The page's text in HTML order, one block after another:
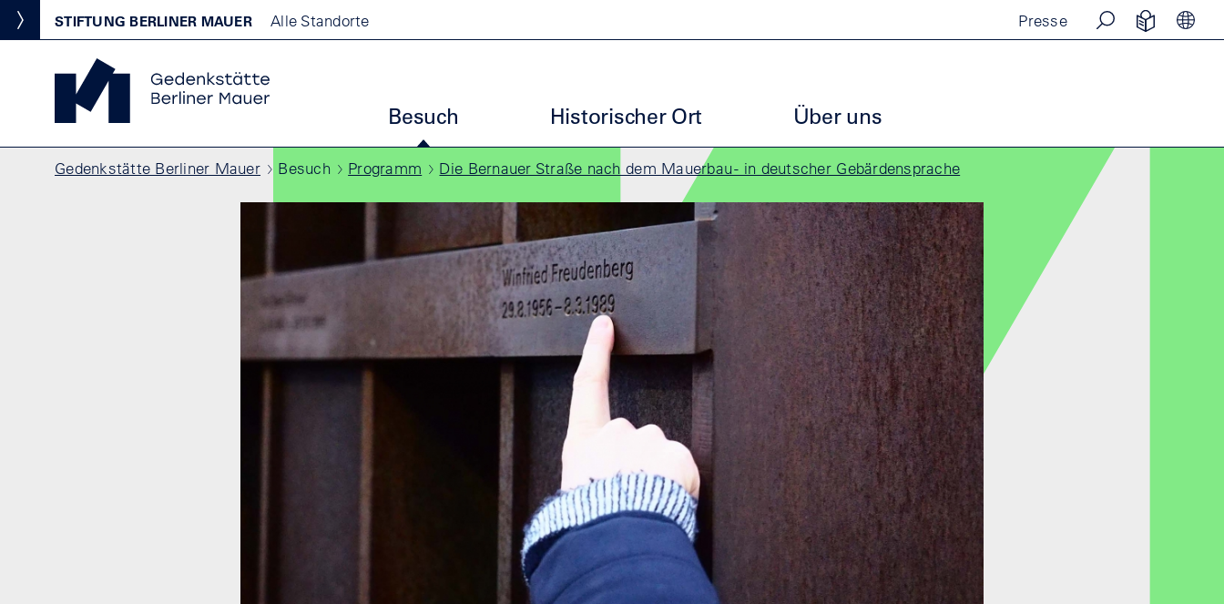
Direkt zum Inhalt
Standortmenu
Show locations
STIFTUNG BERLINER MAUER Alle Standorte Presse
SUCHEEINFACHE
Gedenkstätte Berliner Mauer Startseite
Hauptmenu GBM
Besuch Historischer Ort Über uns
Pfadnavigation
Gedenkstätte Berliner Mauer Besuch Programm Die Bernauer Straße nach dem Mauerbau - in deutscher Gebärdensprache